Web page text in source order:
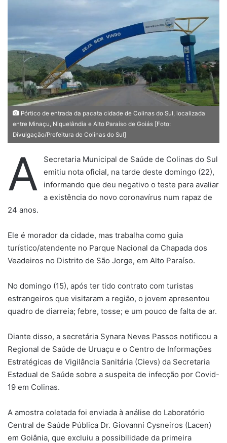
m
m
a
i
Pórtico de entrada da pacata cidade de Colinas do Sul, localizada
entre Minaçu, Niquelândia e Alto Paraíso de Goiás [Foto:
Divulgação/Prefeitura de Colinas do Sul]
A
Secretaria Municipal de Saúde de Colinas do Sul
emitiu nota oficial, na tarde deste domingo (22),
informando que deu negativo o teste para avaliar
a existência do novo coronavírus num rapaz de
24 anos.
Ele é morador da cidade, mas trabalha como guia
turístico/atendente no Parque Nacional da Chapada dos
Veadeiros no Distrito de São Jorge, em Alto Paraíso.
No domingo (15), após ter tido contrato com turistas
estrangeiros que visitaram a região, o jovem apresentou
quadro de diarreia; febre, tosse; e um pouco de falta de ar.
Diante disso, a secretária Synara Neves Passos notificou a
Regional de Saúde de Uruaçu e o Centro de Informações
Estratégicas de Vigilância Sanitária (Cievs) da Secretaria
Estadual de Saúde sobre a suspeita de infecção por Covid-
19 em Colinas.
A amostra coletada foi enviada à análise do Laboratório
Central de Saúde Pública Dr. Giovanni Cysneiros (Lacen)
em Goiânia, que excluiu a possibilidade da primeira